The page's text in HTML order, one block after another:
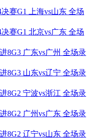
赛G1 上海vs山东 全场
赛G1 北京vs广东 全场
8G3 广东vs广州 全场录
8G3 山东vs辽宁 全场录
8G2 宁波vs浙江 全场录
8G2 广州vs广东 全场录
8G2 辽宁vs山东 全场录